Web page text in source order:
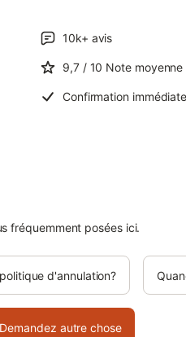
10k+ avis
9,7 / 10 Note moyenne
Confirmation
fréquemment posées ici.
d'annulation?
Demandez autre chose